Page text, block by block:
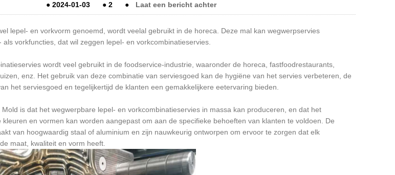
●2024-01-03 ●2 ● Laat een bericht achter
lepel- en vorkvorm genoemd, wordt veelal gebruikt in de horeca. Deze mal kan wegwerpservies
vorkfuncties, dat wil zeggen lepel- en vorkcombinatieservies.
wordt veel gebruikt in de foodservice-industrie, waaronder de horeca, fastfoodrestaurants,
enz. Het gebruik van deze combinatie van serviesgoed kan de hygiëne van het servies verbeteren, de
het serviesgoed en tegelijkertijd de klanten een gemakkelijkere eetervaring bieden.
is dat het wegwerpbare lepel- en vorkcombinatieservies in massa kan produceren, en dat het
en vormen kan worden aangepast om aan de specifieke behoeften van klanten te voldoen. De
van hoogwaardig staal of aluminium en zijn nauwkeurig ontworpen om ervoor te zorgen dat elk
maat, kwaliteit en vorm heeft.